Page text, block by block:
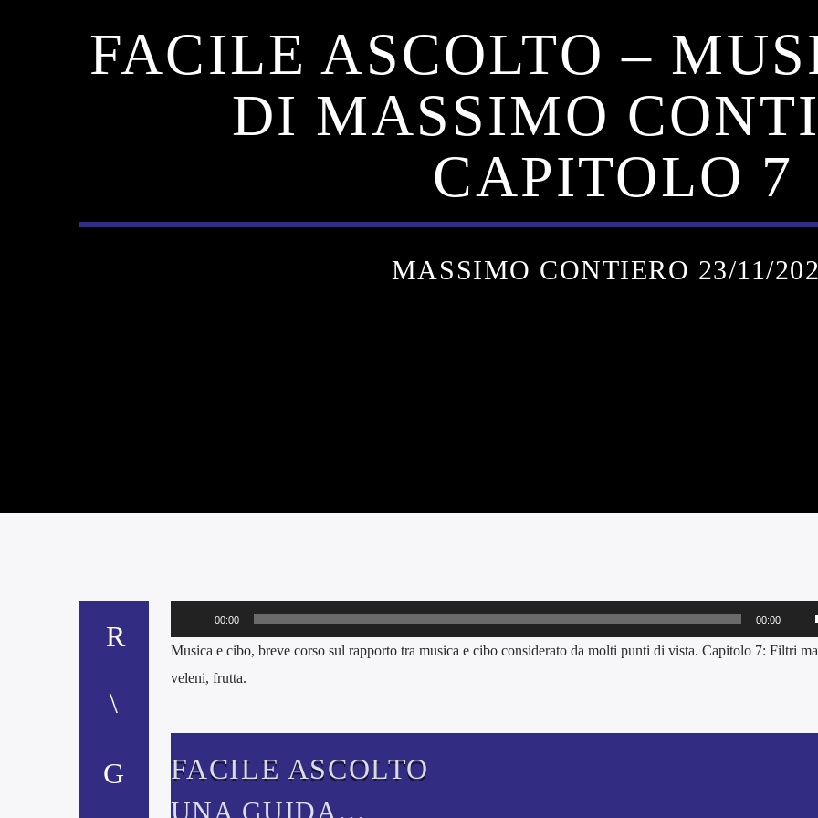
FACILE ASCOLTO –
DI MASSIMO
CAPITOLO 7
MASSIMO CONTIERO 23/11/
Player
00:00 00:00
i
Musica e cibo, breve corso sul rapporto tra musica e cibo considerato da molti punti di vista. Capitolo 7: Filtri
veleni, frutta.
FACILE ASCOLTO
UNA GUIDA